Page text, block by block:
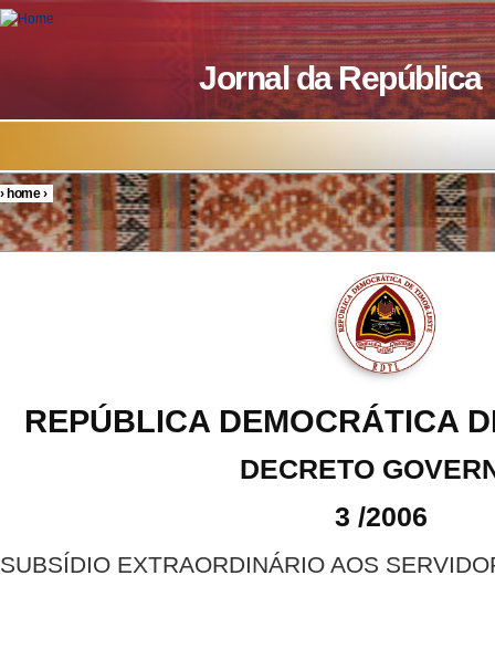
Skip to main content
Jornal da República
You are here
›home›
REPÚBLICA DEMOCRÁTICA
DECRETO
3 /2006
SUBSÍDIO EXTRAORDINÁRIO AOS